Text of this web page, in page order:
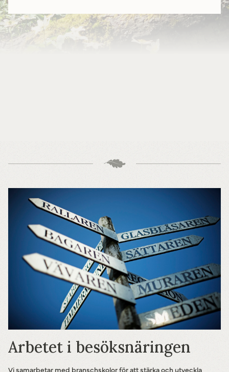
Arbetet i besöksnäringen
Vi samarbetar med branschskolor för att stärka och utveckla